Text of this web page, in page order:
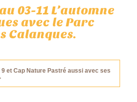
03-11 L’automne
avec le Parc
Calanques.
et Cap Nature Pastré aussi avec ses